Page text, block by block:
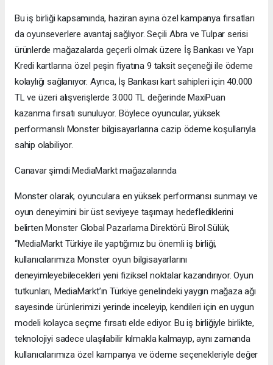
Bu iş birliği kapsamında, haziran ayına özel kampanya fırsatları
da oyunseverlere avantaj sağlıyor. Seçili Abra ve Tulpar serisi
ürünlerde mağazalarda geçerli olmak üzere İş Bankası ve Yapı
Kredi kartlarına özel peşin fiyatına 9 taksit seçeneği ile ödeme
kolaylığı sağlanıyor. Ayrıca, İş Bankası kart sahipleri için 40.000
TL ve üzeri alışverişlerde 3.000 TL değerinde MaxiPuan
kazanma fırsatı sunuluyor. Böylece oyuncular, yüksek
performanslı Monster bilgisayarlarına cazip ödeme koşullarıyla
sahip olabiliyor.
Canavar şimdi MediaMarkt mağazalarında
Monster olarak, oyunculara en yüksek performansı sunmayı ve
oyun deneyimini bir üst seviyeye taşımayı hedeflediklerini
belirten Monster Global Pazarlama Direktörü Birol Sülük,
“MediaMarkt Türkiye ile yaptığımız bu önemli iş birliği,
kullanıcılarımıza Monster oyun bilgisayarlarını
deneyimleyebilecekleri yeni fiziksel noktalar kazandırıyor. Oyun
tutkunları, MediaMarkt’ın Türkiye genelindeki yaygın mağaza ağı
sayesinde ürünlerimizi yerinde inceleyip, kendileri için en uygun
modeli kolayca seçme fırsatı elde ediyor. Bu iş birliğiyle birlikte,
teknolojiyi sadece ulaşılabilir kılmakla kalmayıp, aynı zamanda
kullanıcılarımıza özel kampanya ve ödeme seçenekleriyle değer